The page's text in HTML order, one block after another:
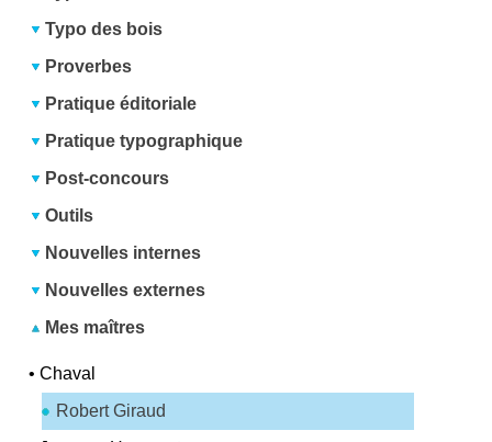
Typo des bois
Proverbes
Pratique éditoriale
Pratique typographique
Post-concours
Outils
Nouvelles internes
Nouvelles externes
Mes maîtres
•Chaval
Robert Giraud